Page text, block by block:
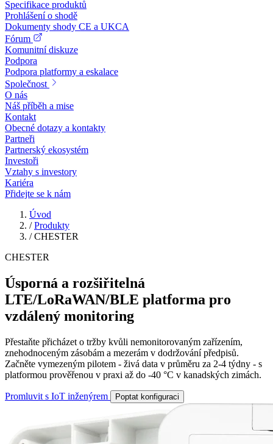
Specifikace produktů
Prohlášení o shodě
Dokumenty shody CE a UKCA
Fórum
Komunitní diskuze
Podpora
Podpora platformy a eskalace
Společnost
O nás
Náš příběh a mise
Kontakt
Obecné dotazy a kontakty
Partneři
Partnerský ekosystém
Investoři
Vztahy s investory
Kariéra
Přidejte se k nám
Úvod
/ Produkty
/ CHESTER
CHESTER
Úsporná a rozšiřitelná
LTE/LoRaWAN/BLE platforma pro
vzdálený monitoring
Přestaňte přicházet o tržby kvůli nemonitorovaným zařízením,
znehodnoceným zásobám a mezerám v dodržování předpisů.
Začněte vymezeným pilotem - živá data v průměru za 2-4 týdny - s
platformou prověřenou v praxi až do -40 °C v kanadských zimách.
Promluvit s IoT inženýrem Poptat konfiguraci